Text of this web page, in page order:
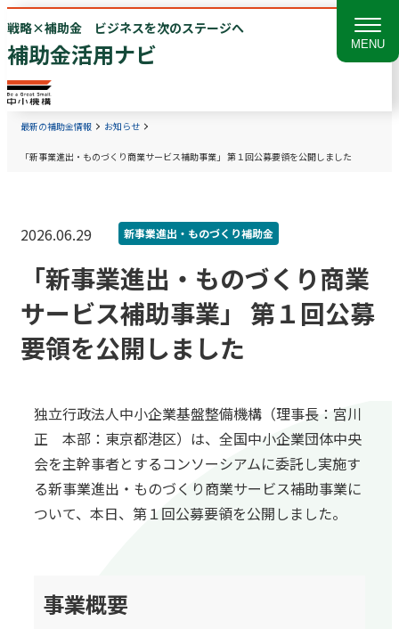
戦略×補助金 ビジネスを次のステージへ
補助金活用ナビ MENU
最新の補助金情報 お知らせ
「新事業進出・ものづくり商業サービス補助事業」 第１回公募要領を公開しました
2026.06.29 新事業進出・ものづくり補助金
「新事業進出・ものづくり商業
サービス補助事業」 第１回公募
要領を公開しました
独立行政法人中小企業基盤整備機構（理事長：宮川
正 本部：東京都港区）は、全国中小企業団体中央
会を主幹事者とするコンソーシアムに委託し実施す
る新事業進出・ものづくり商業サービス補助事業に
ついて、本日、第１回公募要領を公開しました。
事業概要